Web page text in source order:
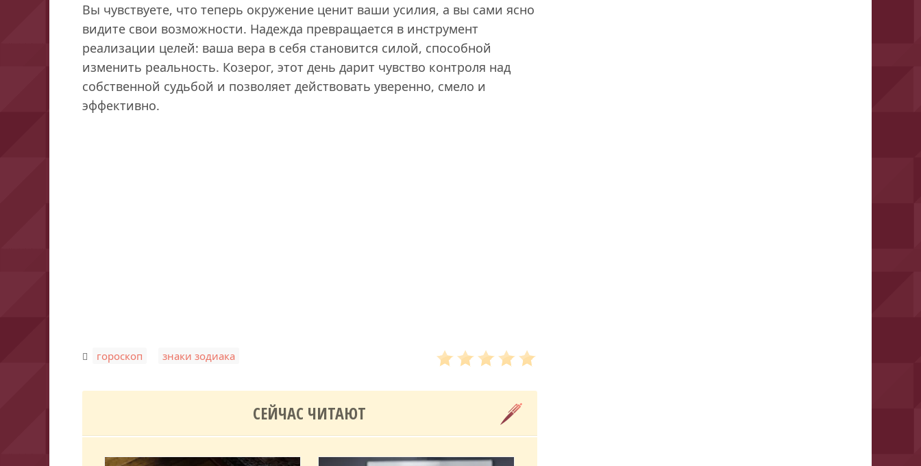
Вы чувствуете, что теперь окружение ценит ваши усилия, а вы сами ясно
видите свои возможности. Надежда превращается в инструмент
реализации целей: ваша вера в себя становится силой, способной
изменить реальность. Козерог, этот день дарит чувство контроля над
собственной судьбой и позволяет действовать уверенно, смело и
эффективно.
гороскоп знаки зодиака
СЕЙЧАС ЧИТАЮТ